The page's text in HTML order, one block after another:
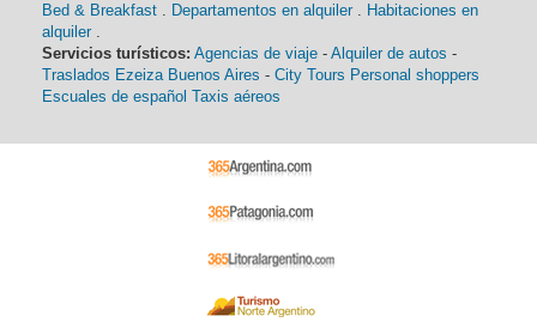
Bed & Breakfast . Departamentos en alquiler . Habitaciones en
alquiler .
Servicios turísticos: Agencias de viaje - Alquiler de autos -
Traslados Ezeiza Buenos Aires - City Tours Personal shoppers
Escuales de español Taxis aéreos